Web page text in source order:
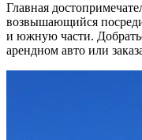
Главная
возвышающийся
и южную части.
арендном авто или